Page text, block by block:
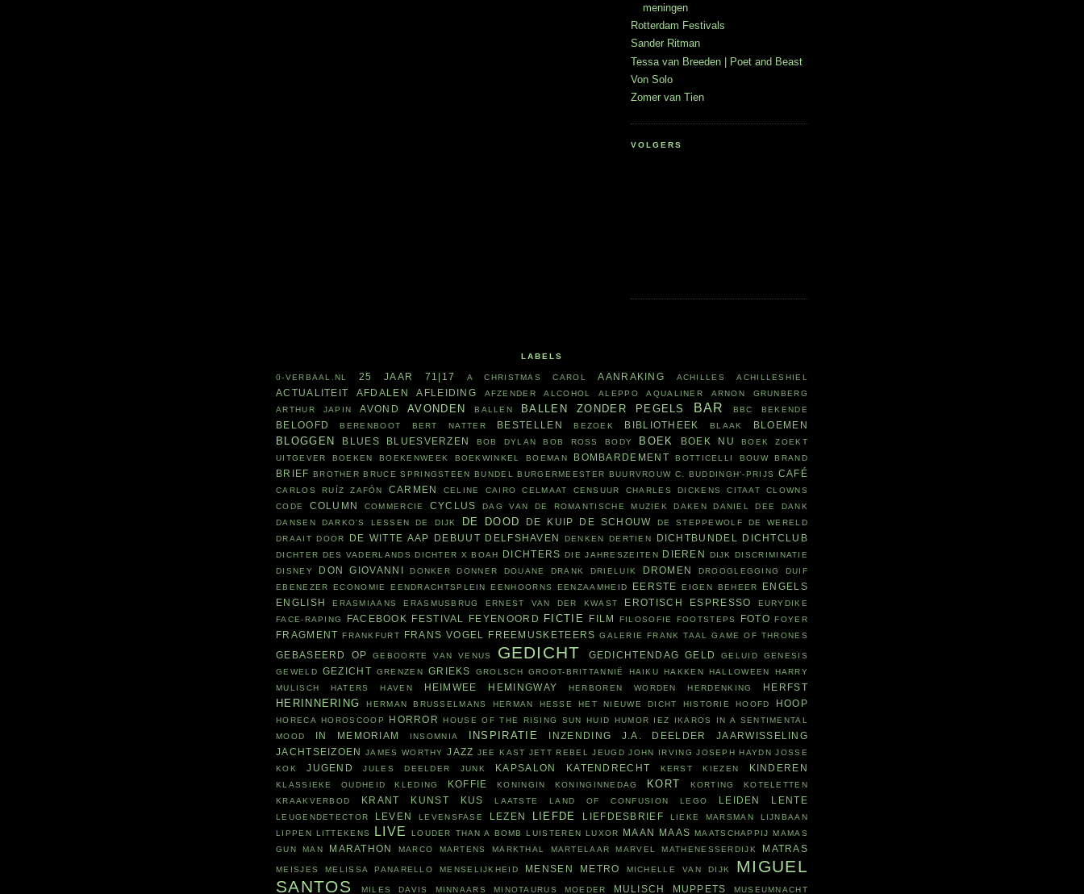
meningen
Rotterdam Festivals
Sander Ritman
Tessa van Breeden | Poet and Beast
Von Solo
Zomer van Tien
VOLGERS
LABELS
0-VERBAAL.NL 25 JAAR 71|17 A CHRISTMAS CAROL AANRAKING ACHILLES ACHILLESHIEL
ACTUALITEIT AFDALEN AFLEIDING AFZENDER ALCOHOL ALEPPO AQUALINER
ARNON GRUNBERG
ARTHUR JAPIN
AVOND AVONDEN BALLEN BALLEN ZONDER PEGELS BAR BBC BEKENDE
BELOOFD BERENBOOT BERT NATTER BESTELLEN BEZOEK BIBLIOTHEEK BLAAK BLOEMEN
BLOGGEN BLUES BLUESVERZEN BOB DYLAN BOB ROSS BODY BOEK BOEK NU
BOEK ZOEKT
UITGEVER
BOEKEN BOEKENWEEK BOEKWINKEL BOEMAN BOMBARDEMENT BOTTICELLI BOUW BRAND
BRIEF BROTHER BRUCE SPRINGSTEEN BUNDEL BURGERMEESTER BUURVROUW C. BUDDINGH'-PRIJS CAFÉ
CARLOS RUÍZ ZAFÓN CARMEN CELINE CAIRO CELMAAT CENSUUR CHARLES DICKENS CITAAT
CLOWNS
CODE
COLUMN COMMERCIE CYCLUS DAG VAN DE ROMANTISCHE MUZIEK DAKEN DANIEL DEE
DANK
DANSEN
DARKO'S LESSEN DE DIJK DE DOOD DE KUIP DE SCHOUW DE STEPPEWOLF
DE WERELD
DRAAIT DOOR
DE WITTE AAP DEBUUT DELFSHAVEN DENKEN DERTIEN DICHTBUNDEL DICHTCLUB
DICHTER DES VADERLANDS DICHTER X BOAH DICHTERS DIE JAHRESZEITEN DIEREN DIJK
DISCRIMINATIE
DISNEY
DON GIOVANNI DONKER DONNER DOUANE DRANK DRIELUIK DROMEN DROOGLEGGING
DUIF
EBENEZER
ECONOMIE EENDRACHTSPLEIN EENHOORNS EENZAAMHEID EERSTE EIGEN BEHEER
ENGELS
ENGLISH
ERASMIAANS ERASMUSBRUG ERNEST VAN DER KWAST EROTISCH ESPRESSO
EURYDIKE
FACE-RAPING
FACEBOOK FESTIVAL FEYENOORD FICTIE FILM FILOSOFIE FOOTSTEPS FOTO FOYER
FRAGMENT FRANKFURT FRANS VOGEL FREEMUSKETEERS GALERIE FRANK TAAL GAME OF THRONES
GEBASEERD OP GEBOORTE VAN VENUS GEDICHT GEDICHTENDAG GELD GELUID
GENESIS
GEWELD
GEZICHT GRENZEN GRIEKS GROLSCH GROOT-BRITTANNIË HAIKU HAKKEN HALLOWEEN
HARRY
MULISCH
HATERS HAVEN HEIMWEE HEMINGWAY HERBOREN WORDEN HERDENKING HERFST
HERINNERING HERMAN BRUSSELMANS HERMAN HESSE HET NIEUWE DICHT HISTORIE HOOFD HOOP
HORECA HOROSCOOP HORROR HOUSE OF THE RISING SUN HUID HUMOR IEZ IKAROS
IN A SENTIMENTAL
MOOD
IN MEMORIAM INSOMNIA INSPIRATIE INZENDING J.A. DEELDER
JAARWISSELING
JACHTSEIZOEN
JAMES WORTHY JAZZ JEE KAST JETT REBEL JEUGD JOHN IRVING JOSEPH HAYDN JOSSE
KOK
JUGEND JULES DEELDER JUNK KAPSALON KATENDRECHT KERST KIEZEN KINDEREN
KLASSIEKE OUDHEID KLEDING KOFFIE KONINGIN KONINGINNEDAG KORT KORTING
KOTELETTEN
KRAAKVERBOD
KRANT KUNST KUS LAATSTE LAND OF CONFUSION LEGO LEIDEN LENTE
LEUGENDETECTOR LEVEN LEVENSFASE LEZEN LIEFDE LIEFDESBRIEF LIEKE MARSMAN
LIJNBAAN
LIPPEN LITTEKENS LIVE LOUDER THAN A BOMB LUISTEREN LUXOR MAAN MAAS MAATSCHAPPIJ MAMAS
GUN
MAN MARATHON MARCO MARTENS MARKTHAL MARTELAAR MARVEL MATHENESSERDIJK MATRAS
MEISJES MELISSA PANARELLO MENSELIJKHEID MENSEN METRO MICHELLE VAN DIJK
MIGUEL
SANTOS
MILES DAVIS MINNAARS MINOTAURUS MOEDER MULISCH MUPPETS MUSEUMNACHT